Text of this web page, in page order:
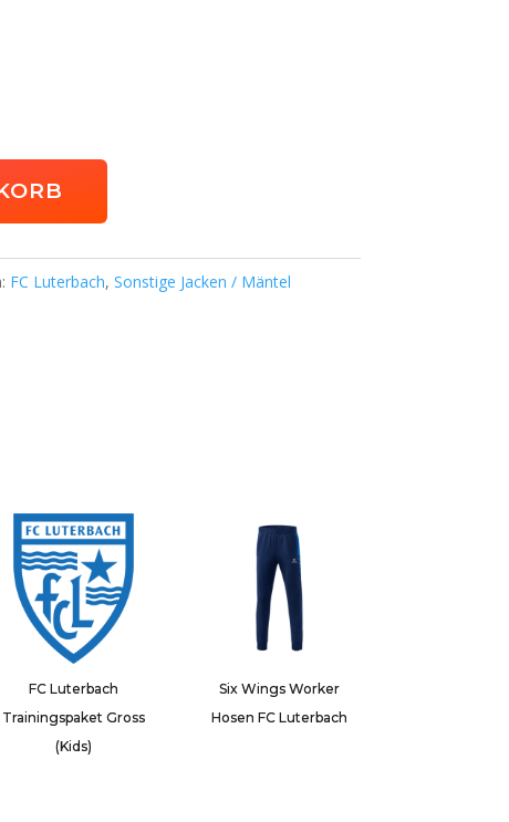
FC Luterbach,Sonstige Jacken / Mäntel
FC Luterbach
Trainingspaket Gross
(Kids)
Six Wings Worker
Hosen FC Luterbach